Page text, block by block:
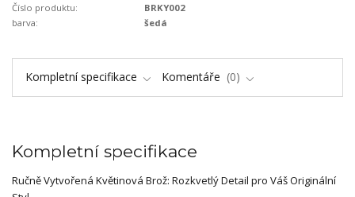
Číslo produktu:
BRKY002
barva:
šedá
Kompletní specifikace Komentáře 0
Kompletní specifikace
Ručně Vytvořená Květinová Brož: Rozkvetlý Detail pro Váš Originální